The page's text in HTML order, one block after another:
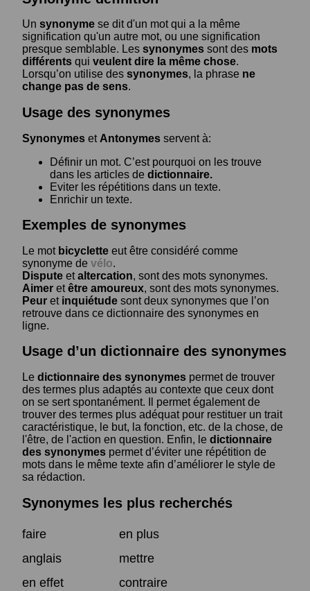
Un synonyme se dit d'un mot qui a la même
signification qu'un autre mot, ou une signification
presque semblable. Les synonymes sont des mots
différents qui veulent dire la même chose.
Lorsqu’on utilise des synonymes, la phrase ne
change pas de sens.
Usage des synonymes
Synonymes et Antonymes servent à:
Définir un mot. C’est pourquoi on les trouve
dans les articles de dictionnaire.
Eviter les répétitions dans un texte.
Enrichir un texte.
Exemples de synonymes
Le mot bicyclette eut être considéré comme
synonyme de vélo.
Dispute etaltercation, sont des mots synonymes.
Aimer etêtre amoureux, sont des mots synonymes.
Peur et inquiétude sont deux synonymes que l’on
retrouve dans ce dictionnaire des synonymes en
ligne.
Usage d’un dictionnaire des synonymes
Le dictionnaire des synonymes permet de trouver
des termes plus adaptés au contexte que ceux dont
on se sert spontanément. Il permet également de
trouver des termes plus adéquat pour restituer un trait
caractéristique, le but, la fonction, etc. de la chose, de
l'être, de l'action en question. Enfin, le dictionnaire
des synonymes permet d’éviter une répétition de
mots dans le même texte afin d’améliorer le style de
sa rédaction.
Synonymes les plus recherchés
faire
en plus
anglais
mettre
en effet
contraire